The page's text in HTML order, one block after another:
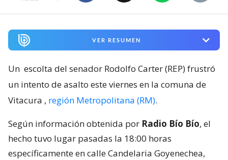
VER RESUMEN
Un escolta del senador Rodolfo Carter (REP) frustró
un intento de asalto este viernes en la comuna de
Vitacura , región Metropolitana (RM).
Según información obtenida por Radio Bío Bío, el
hecho tuvo lugar pasadas la 18:00 horas
específicamente en calle Candelaria Goyenechea,